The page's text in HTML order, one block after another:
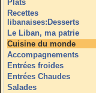
Plats
Recettes
libanaises:Desserts
Le Liban, ma patrie
Cuisine du monde
Accompagnements
Entrées froides
Entrées Chaudes
Salades